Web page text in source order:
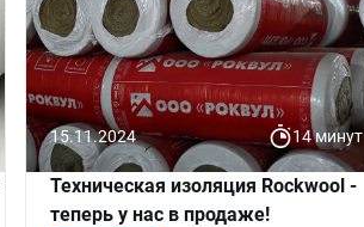
15.11.2024
Техническая изоляция Rockwool -
теперь у нас в продаже!
14 минут